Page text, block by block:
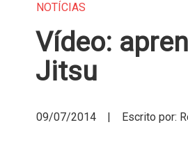
NOTÍCIAS
Vídeo:
Jitsu
09/07/2014 | Escrito por: